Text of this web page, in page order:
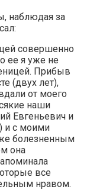
наблюдая за
совершенно
ее я уже не
Прибыв
(двух лет),
от моего
наши
Евгеньевич и
и с моими
болезненным
она
все
нравом.